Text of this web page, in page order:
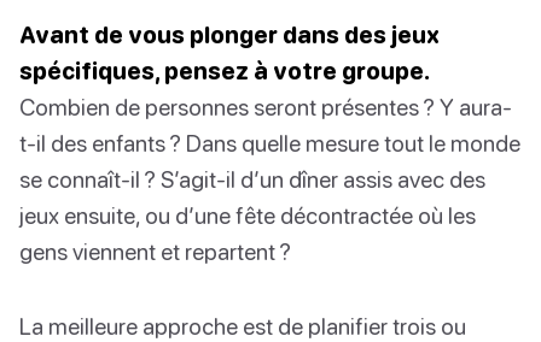
Avant de vous plonger dans des jeux
spécifiques, pensez à votre groupe.
Combien de personnes seront présentes ? Y aura-
t-il des enfants ? Dans quelle mesure tout le monde
se connaît-il ? S’agit-il d’un dîner assis avec des
jeux ensuite, ou d’une fête décontractée où les
gens viennent et repartent ?
La meilleure approche est de planifier trois ou